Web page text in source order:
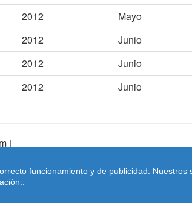
2012
Mayo
2012
Junio
2012
Junio
2012 Junio
|
Coches-belgica.com
funcionamiento y de publicidad.